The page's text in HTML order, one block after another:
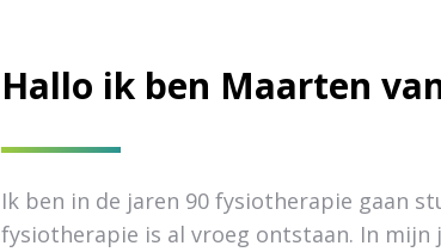
Hallo ik ben Maarten
Ik ben in de jaren 90 fysiotherapie gaan
fysiotherapie is al vroeg ontstaan. In mijn